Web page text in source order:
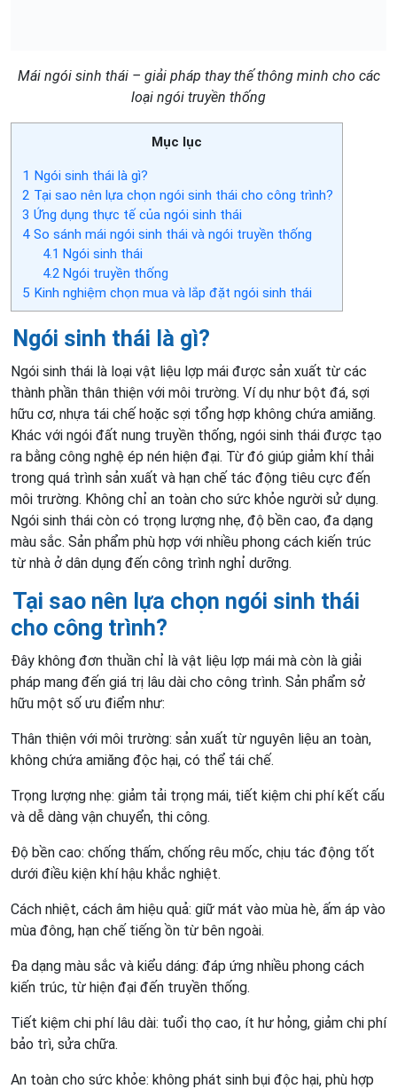
Mái ngói sinh thái – giải pháp thay thế thông minh cho các
loại ngói truyền thống
Mục lục
1 Ngói sinh thái là gì?
2 Tại sao nên lựa chọn ngói sinh thái cho công trình?
3 Ứng dụng thực tế của ngói sinh thái
4 So sánh mái ngói sinh thái và ngói truyền thống
4.1 Ngói sinh thái
4.2 Ngói truyền thống
5 Kinh nghiệm chọn mua và lắp đặt ngói sinh thái
Ngói sinh thái là gì?
Ngói sinh thái là loại vật liệu lợp mái được sản xuất từ các
thành phần thân thiện với môi trường. Ví dụ như bột đá, sợi
hữu cơ, nhựa tái chế hoặc sợi tổng hợp không chứa amiăng.
Khác với ngói đất nung truyền thống, ngói sinh thái được tạo
ra bằng công nghệ ép nén hiện đại. Từ đó giúp giảm khí thải
trong quá trình sản xuất và hạn chế tác động tiêu cực đến
môi trường. Không chỉ an toàn cho sức khỏe người sử dụng.
Ngói sinh thái còn có trọng lượng nhẹ, độ bền cao, đa dạng
màu sắc. Sản phẩm phù hợp với nhiều phong cách kiến trúc
từ nhà ở dân dụng đến công trình nghỉ dưỡng.
Tại sao nên lựa chọn ngói sinh thái
cho công trình?
Đây không đơn thuần chỉ là vật liệu lợp mái mà còn là giải
pháp mang đến giá trị lâu dài cho công trình. Sản phẩm sở
hữu một số ưu điểm như:
Thân thiện với môi trường: sản xuất từ nguyên liệu an toàn,
không chứa amiăng độc hại, có thể tái chế.
Trọng lượng nhẹ: giảm tải trọng mái, tiết kiệm chi phí kết cấu
và dễ dàng vận chuyển, thi công.
Độ bền cao: chống thấm, chống rêu mốc, chịu tác động tốt
dưới điều kiện khí hậu khắc nghiệt.
Cách nhiệt, cách âm hiệu quả: giữ mát vào mùa hè, ấm áp vào
mùa đông, hạn chế tiếng ồn từ bên ngoài.
Đa dạng màu sắc và kiểu dáng: đáp ứng nhiều phong cách
kiến trúc, từ hiện đại đến truyền thống.
Tiết kiệm chi phí lâu dài: tuổi thọ cao, ít hư hỏng, giảm chi phí
bảo trì, sửa chữa.
An toàn cho sức khỏe: không phát sinh bụi độc hại, phù hợp